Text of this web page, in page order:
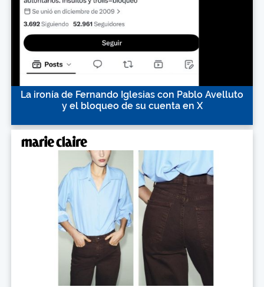
La ironía de Fernando Iglesias con Pablo Avelluto
y el bloqueo de su cuenta en X